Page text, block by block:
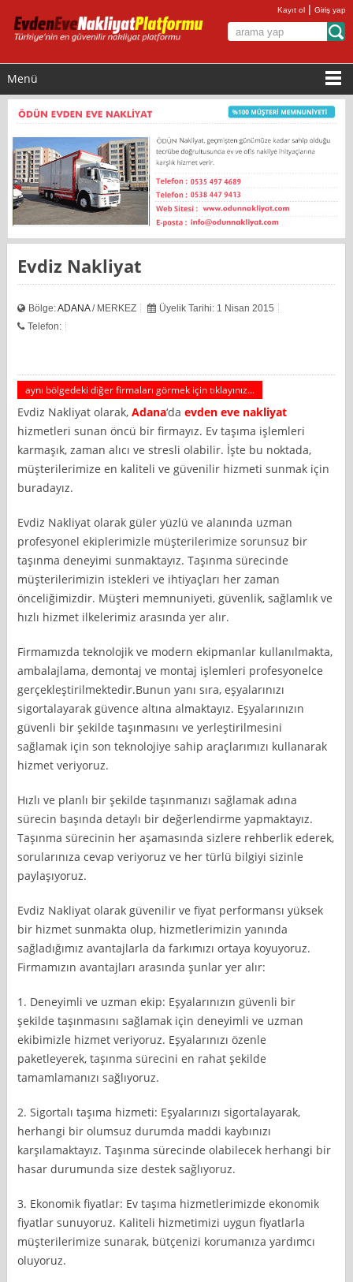
Kayıt ol |Giriş yap
Menü
Evdiz Nakliyat
Bölge:ADANA/ MERKEZ
Üyelik Tarihi: 1 Nisan 2015
Telefon:
aynı bölgedeki diğer firmaları görmek için tıklayınız...
Evdiz Nakliyat olarak,Adana‘daevden eve nakliyat
hizmetleri sunan öncü bir firmayız. Ev taşıma işlemleri
karmaşık, zaman alıcı ve stresli olabilir. İşte bu noktada,
müşterilerimize en kaliteli ve güvenilir hizmeti sunmak için
buradayız.
Evdiz Nakliyat olarak güler yüzlü ve alanında uzman
profesyonel ekiplerimizle müşterilerimize sorunsuz bir
taşınma deneyimi sunmaktayız. Taşınma sürecinde
müşterilerimizin istekleri ve ihtiyaçları her zaman
önceliğimizdir. Müşteri memnuniyeti, güvenlik, sağlamlık ve
hızlı hizmet ilkelerimiz arasında yer alır.
Firmamızda teknolojik ve modern ekipmanlar kullanılmakta,
ambalajlama, demontaj ve montaj işlemleri profesyonelce
gerçekleştirilmektedir.Bunun yanı sıra, eşyalarınızı
sigortalayarak güvence altına almaktayız. Eşyalarınızın
güvenli bir şekilde taşınmasını ve yerleştirilmesini
sağlamak için son teknolojiye sahip araçlarımızı kullanarak
hizmet veriyoruz.
Hızlı ve planlı bir şekilde taşınmanızı sağlamak adına
sürecin başında detaylı bir değerlendirme yapmaktayız.
Taşınma sürecinin her aşamasında sizlere rehberlik ederek,
sorularınıza cevap veriyoruz ve her türlü bilgiyi sizinle
paylaşıyoruz.
Evdiz Nakliyat olarak güvenilir ve fiyat performansı yüksek
bir hizmet sunmakta olup, hizmetlerimizin yanında
sağladığımız avantajlarla da farkımızı ortaya koyuyoruz.
Firmamızın avantajları arasında şunlar yer alır:
1. Deneyimli ve uzman ekip: Eşyalarınızın güvenli bir
şekilde taşınmasını sağlamak için deneyimli ve uzman
ekibimizle hizmet veriyoruz. Eşyalarınızı özenle
paketleyerek, taşınma sürecini en rahat şekilde
tamamlamanızı sağlıyoruz.
2. Sigortalı taşıma hizmeti: Eşyalarınızı sigortalayarak,
herhangi bir olumsuz durumda maddi kaybınızı
karşılamaktayız. Taşınma sürecinde olabilecek herhangi bir
hasar durumunda size destek sağlıyoruz.
3. Ekonomik fiyatlar: Ev taşıma hizmetlerimizde ekonomik
fiyatlar sunuyoruz. Kaliteli hizmetimizi uygun fiyatlarla
müşterilerimize sunarak, bütçenizi korumanıza yardımcı
oluyoruz.